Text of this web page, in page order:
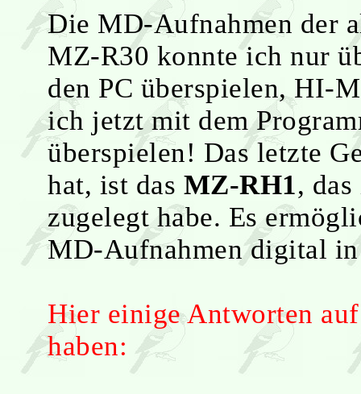
Die MD-Aufnahmen der
MZ-R30 konnte ich nur
den PC überspielen, HI-
ich jetzt mit dem
überspielen! Das letzte
hat, ist das MZ-RH1,
zugelegt habe. Es
MD-Aufnahmen digital in
Hier einige Antworten
haben: